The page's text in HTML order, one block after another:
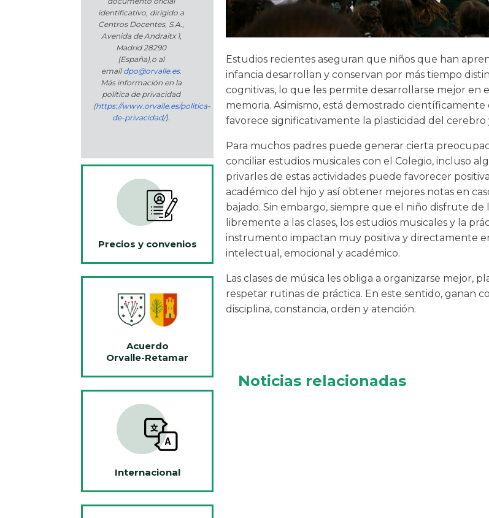
identificativo, dirigido a
Centros Docentes, S.A.,
Avenida de Andraitx 1,
Madrid 28290
(España),o al
emaildpo@orvalle.es.
Más información en la
política de privacidad
(https://www.orvalle.es/politica-
de-privacidad/).
Precios y convenios
Acuerdo
Orvalle-Retamar
Internacional
Estudios recientes aseguran que niños que han
infancia desarrollan y conservan por más tiempo
cognitivas, lo que les permite desarrollarse mejor en
memoria. Asimismo, está demostrado científicamente
favorece significativamente la plasticidad del cerebro
Para muchos padres puede generar cierta
conciliar estudios musicales con el Colegio, incluso
privarles de estas actividades puede favorecer
académico del hijo y así obtener mejores notas en
bajado. Sin embargo, siempre que el niño disfrute de
libremente a las clases, los estudios musicales y la
instrumento impactan muy positiva y directamente
intelectual, emocional y académico.
Las clases de música les obliga a organizarse mejor,
respetar rutinas de práctica. En este sentido, ganan
disciplina, constancia, orden y atención.
Noticias relacionadas